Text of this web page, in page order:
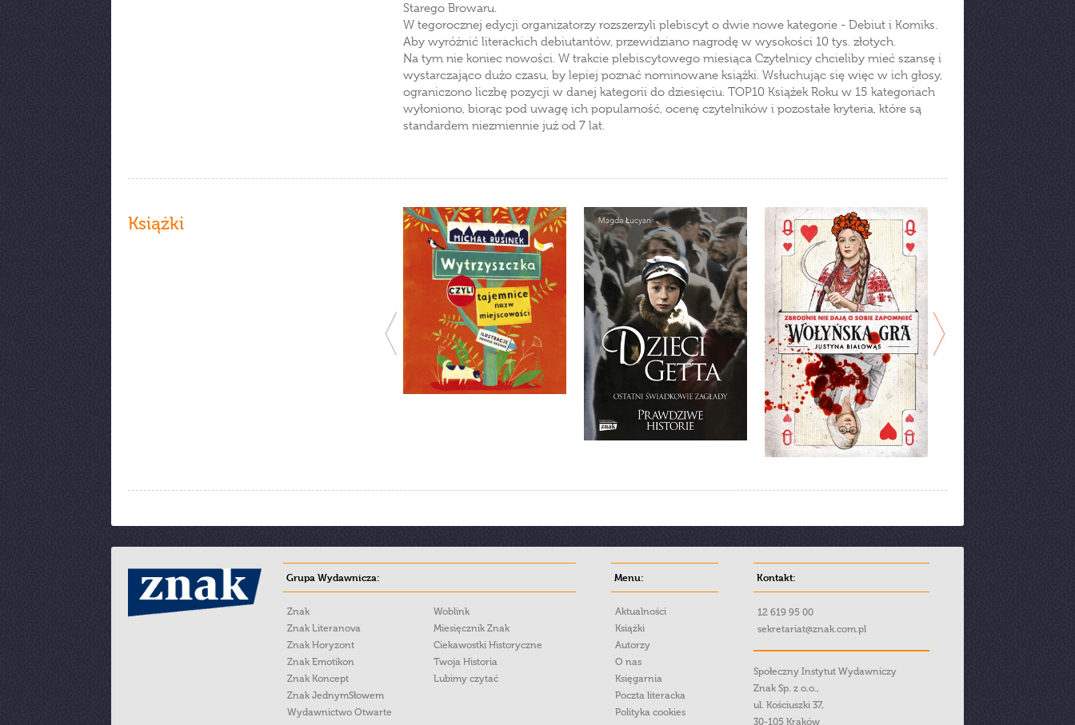
Starego Browaru.
W tegorocznej edycji organizatorzy rozszerzyli plebiscyt o dwie nowe kategorie - Debiut i Komiks.
Aby wyróżnić literackich debiutantów, przewidziano nagrodę w wysokości 10 tys. złotych.
Na tym nie koniec nowości. W trakcie plebiscytowego miesiąca Czytelnicy chcieliby mieć szansę i
wystarczająco dużo czasu, by lepiej poznać nominowane książki. Wsłuchując się więc w ich głosy,
ograniczono liczbę pozycji w danej kategorii do dziesięciu. TOP10 Książek Roku w 15 kategoriach
wyłoniono, biorąc pod uwagę ich popularność, ocenę czytelników i pozostałe kryteria, które są
standardem niezmiennie już od 7 lat.
Książki
Grupa Wydawnicza:
Znak
Znak Literanova
Znak Horyzont
Znak Emotikon
Znak Koncept
Znak JednymSłowem
Wydawnictwo Otwarte
Woblink
Miesięcznik Znak
Ciekawostki Historyczne
Twoja Historia
Lubimy czytać
Menu:
Aktualności
Książki
Autorzy
O nas
Księgarnia
Poczta literacka
Polityka cookies
Kontakt:
12 619 95 00
sekretariat@znak.com.pl
Społeczny Instytut Wydawniczy
Znak Sp. z o.o.,
ul. Kościuszki 37,
30-105 Kraków